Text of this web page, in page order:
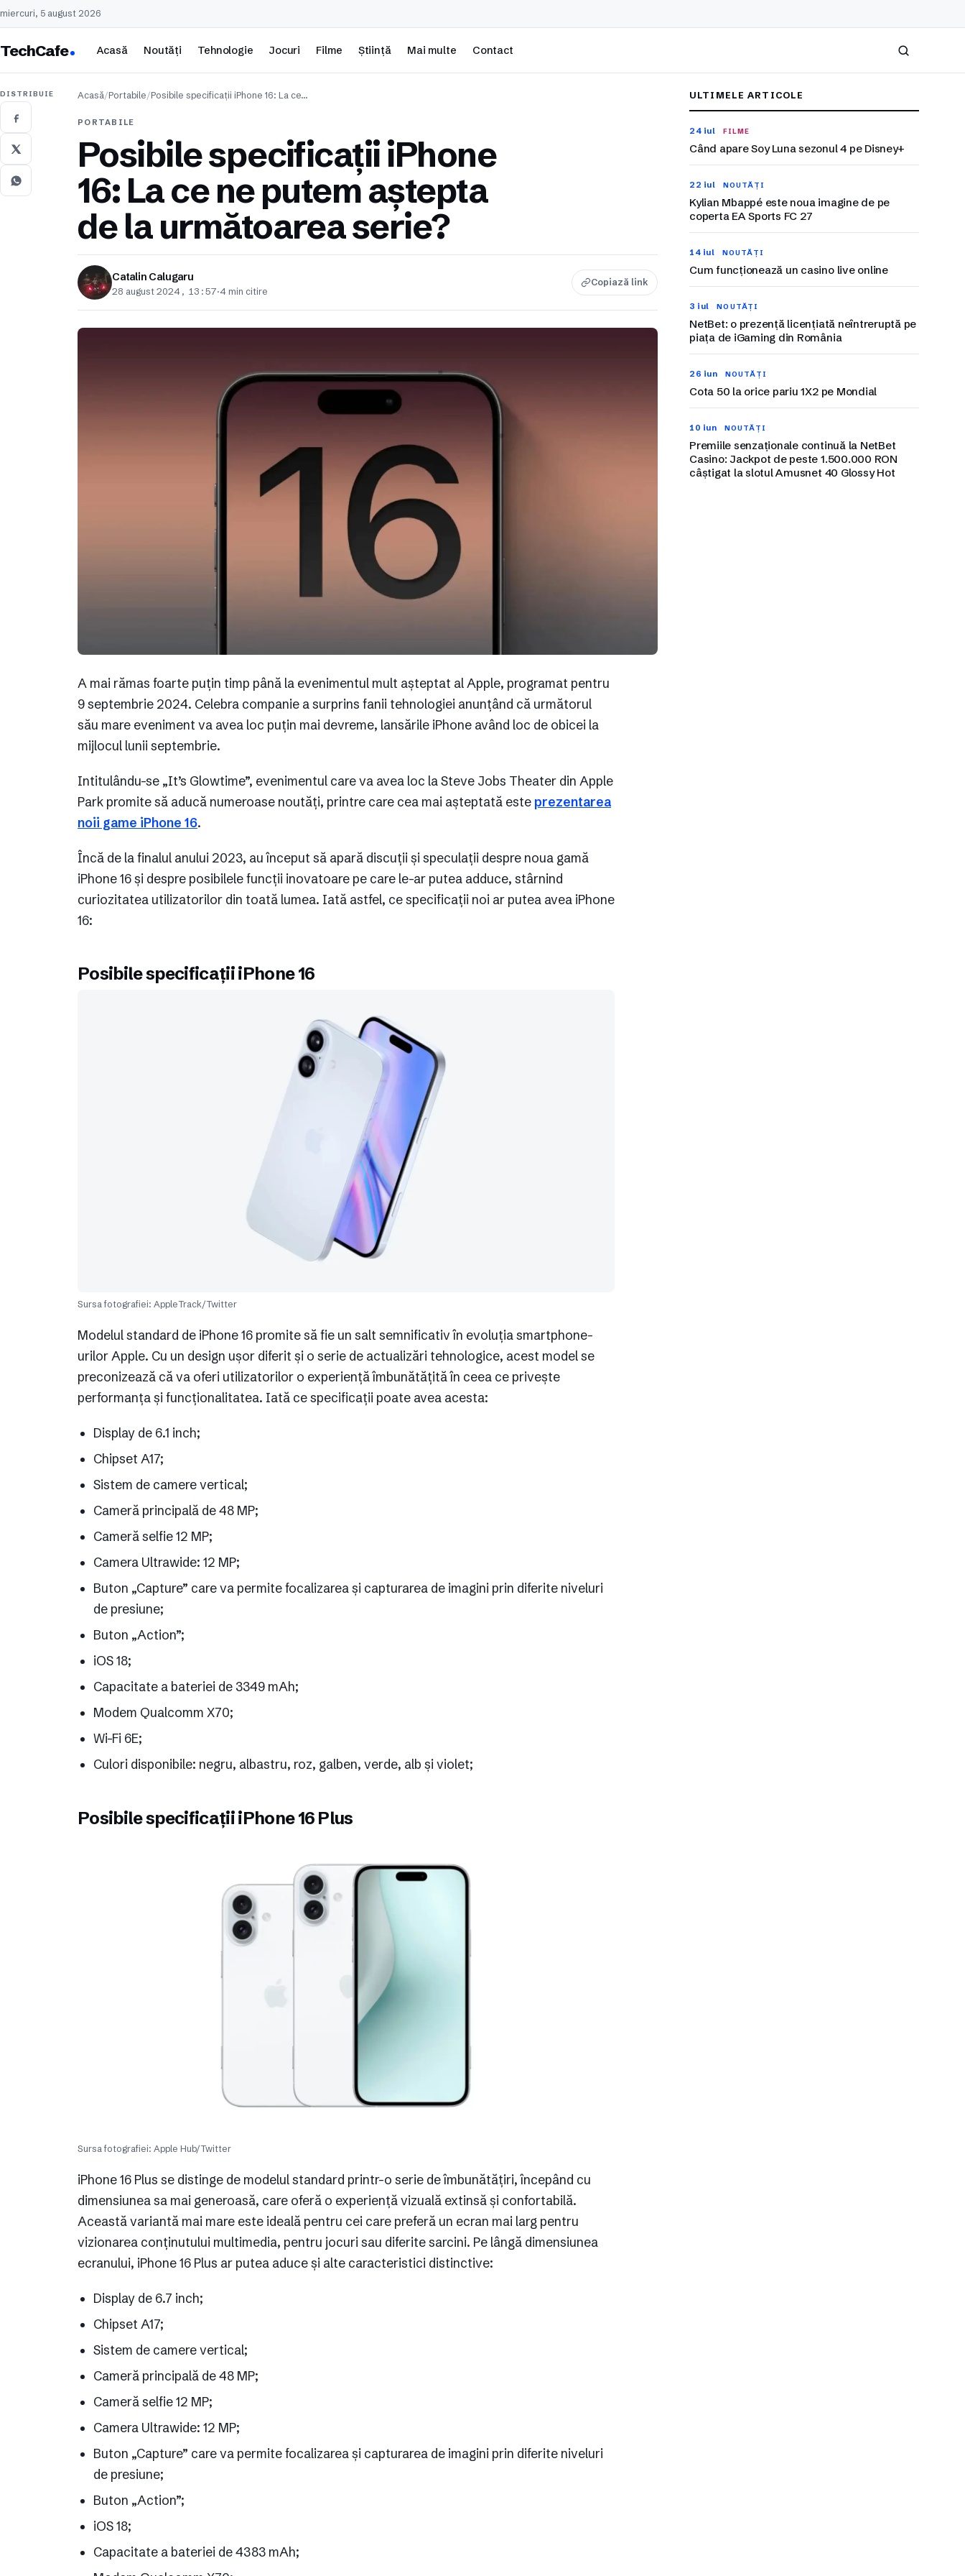
miercuri, 5 august 2026
TechCafe Acasă Noutăți Tehnologie Jocuri Filme Știință Mai multe Contact
Caută
DISTRIBUIE Acasă/Portabile/Posibile specificații iPhone 16: La ce…
PORTABILE
Posibile specificații iPhone
16: La ce ne putem aștepta
de la următoarea serie?
Catalin Calugaru
28 august 2024, 13:57·4 min citire
Copiază link
A mai rămas foarte puțin timp până la evenimentul mult așteptat al Apple, programat pentru
9 septembrie 2024. Celebra companie a surprins fanii tehnologiei anunțând că următorul
său mare eveniment va avea loc puțin mai devreme, lansările iPhone având loc de obicei la
mijlocul lunii septembrie.
Intitulându-se „It’s Glowtime”, evenimentul care va avea loc la Steve Jobs Theater din Apple
Park promite să aducă numeroase noutăți, printre care cea mai așteptată este prezentarea
noii game iPhone 16.
Încă de la finalul anului 2023, au început să apară discuții și speculații despre noua gamă
iPhone 16 și despre posibilele funcții inovatoare pe care le-ar putea adduce, stârnind
curiozitatea utilizatorilor din toată lumea. Iată astfel, ce specificații noi ar putea avea iPhone
16:
Posibile specificații iPhone 16
Sursa fotografiei: AppleTrack/Twitter
Modelul standard de iPhone 16 promite să fie un salt semnificativ în evoluția smartphone-
urilor Apple. Cu un design ușor diferit și o serie de actualizări tehnologice, acest model se
preconizează că va oferi utilizatorilor o experiență îmbunătățită în ceea ce privește
performanța și funcționalitatea. Iată ce specificații poate avea acesta:
Display de 6.1 inch;
Chipset A17;
Sistem de camere vertical;
Cameră principală de 48 MP;
Cameră selfie 12 MP;
Camera Ultrawide: 12 MP;
Buton „Capture” care va permite focalizarea și capturarea de imagini prin diferite niveluri
de presiune;
Buton „Action”;
iOS 18;
Capacitate a bateriei de 3349 mAh;
Modem Qualcomm X70;
Wi-Fi 6E;
Culori disponibile: negru, albastru, roz, galben, verde, alb și violet;
Posibile specificații iPhone 16 Plus
Sursa fotografiei: Apple Hub/Twitter
iPhone 16 Plus se distinge de modelul standard printr-o serie de îmbunătățiri, începând cu
dimensiunea sa mai generoasă, care oferă o experiență vizuală extinsă și confortabilă.
Această variantă mai mare este ideală pentru cei care preferă un ecran mai larg pentru
vizionarea conținutului multimedia, pentru jocuri sau diferite sarcini. Pe lângă dimensiunea
ecranului, iPhone 16 Plus ar putea aduce și alte caracteristici distinctive:
Display de 6.7 inch;
Chipset A17;
Sistem de camere vertical;
Cameră principală de 48 MP;
Cameră selfie 12 MP;
Camera Ultrawide: 12 MP;
Buton „Capture” care va permite focalizarea și capturarea de imagini prin diferite niveluri
de presiune;
Buton „Action”;
iOS 18;
Capacitate a bateriei de 4383 mAh;
ULTIMELE ARTICOLE
24 iul FILME
Când apare Soy Luna sezonul 4 pe Disney+
22 iul NOUTĂȚI
Kylian Mbappé este noua imagine de pe
coperta EA Sports FC 27
14 iul NOUTĂȚI
Cum funcționează un casino live online
3 iul NOUTĂȚI
NetBet: o prezență licențiată neîntreruptă pe
piața de iGaming din România
26 iun NOUTĂȚI
Cota 50 la orice pariu 1X2 pe Mondial
10 iun NOUTĂȚI
Premiile senzaționale continuă la NetBet
Casino: Jackpot de peste 1.500.000 RON
câștigat la slotul Amusnet 40 Glossy Hot